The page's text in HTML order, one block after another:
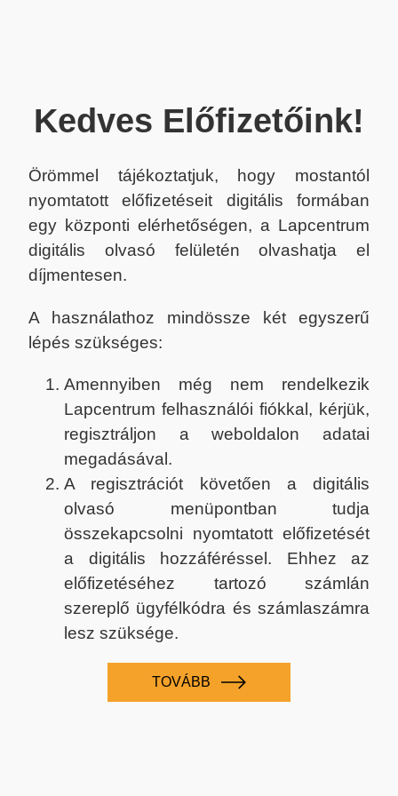
Kedves Előfizetőink!
Örömmel tájékoztatjuk, hogy mostantól
nyomtatott előfizetéseit digitális formában
egy központi elérhetőségen, a Lapcentrum
digitális olvasó felületén olvashatja el
díjmentesen.
A használathoz mindössze két egyszerű
lépés szükséges:
Amennyiben még nem rendelkezik
Lapcentrum felhasználói fiókkal, kérjük,
regisztráljon a weboldalon adatai
megadásával.
A regisztrációt követően a digitális
olvasó menüpontban tudja
összekapcsolni nyomtatott előfizetését
a digitális hozzáféréssel. Ehhez az
előfizetéséhez tartozó számlán
szereplő ügyfélkódra és számlaszámra
lesz szüksége.
TOVÁBB